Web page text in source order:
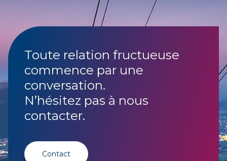
Toute relation fructueuse
commence par une
conversation.
N’hésitez pas à nous
contacter.
Contact